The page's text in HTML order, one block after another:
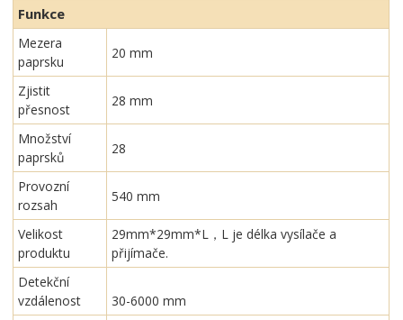
Funkce
Mezera
paprsku
20 mm
Zjistit
přesnost
28 mm
Množství
paprsků
28
Provozní
rozsah
540 mm
Velikost
produktu
29mm*29mm*L，L je délka vysílače a
přijímače.
Detekční
vzdálenost
30-6000 mm